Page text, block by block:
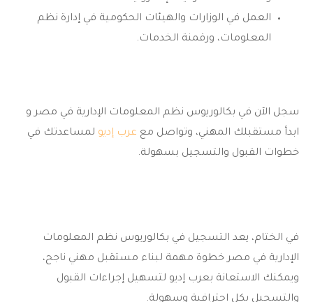
العمل في الوزارات والهيئات الحكومية في إدارة نظم
المعلومات، ورقمنة الخدمات.
سجل الآن في بكالوريوس نظم المعلومات الإدارية في مصر و
ابدأ مستقبلك المهني، وتواصل مع عرب إديو لمساعدتك في
خطوات القبول والتسجيل بسهولة.
في الختام، يعد التسجيل في بكالوريوس نظم المعلومات
الإدارية في مصر خطوة مهمة لبناء مستقبل مهني ناجح،
ويمكنك الاستعانة بعرب إديو لتسهيل إجراءات القبول
والتسجيل بكل احترافية وسهولة.